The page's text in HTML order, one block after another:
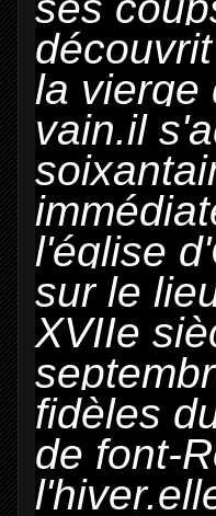
la vierge
vain.il
l'église
sur le
XVIIe
fidèles
de font-